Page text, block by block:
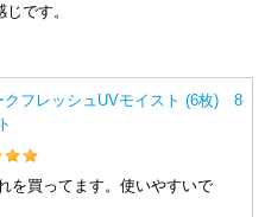
です。
クフレッシュUVモイスト (6枚) 8
を買ってます。使いやすいで